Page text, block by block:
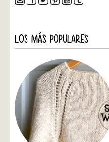
LOS MÁS POPULARES